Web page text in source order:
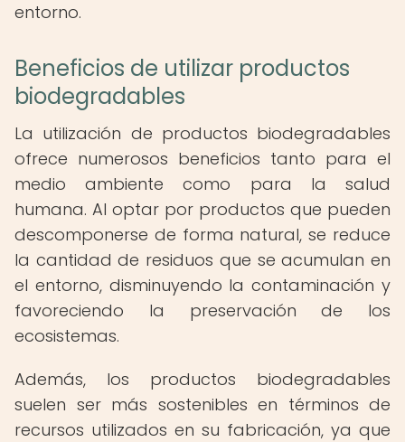
entorno.
Beneficios de utilizar productos
biodegradables
La utilización de productos biodegradables
ofrece numerosos beneficios tanto para el
medio ambiente como para la salud
humana. Al optar por productos que pueden
descomponerse de forma natural, se reduce
la cantidad de residuos que se acumulan en
el entorno, disminuyendo la contaminación y
favoreciendo la preservación de los
ecosistemas.
Además, los productos biodegradables
suelen ser más sostenibles en términos de
recursos utilizados en su fabricación, ya que